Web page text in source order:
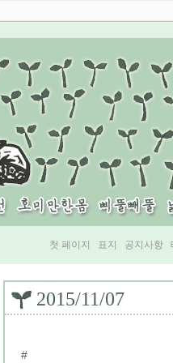
첫 페이지 표지 공지사항
2015/11/07
#